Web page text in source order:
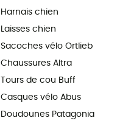
Harnais chien
Laisses chien
Sacoches vélo Ortlieb
Chaussures Altra
Tours de cou Buff
Casques vélo Abus
Doudounes Patagonia